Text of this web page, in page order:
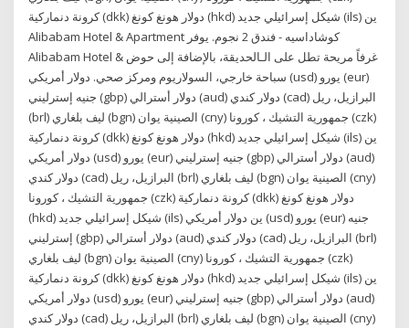
كرونة دنماركية (dkk) دولار هونغ كونغ (hkd) شيكل إسرائيلي جديد (ils) ين
Alibabam Hotel & Apartment كوشاداسيه - فندق 2 نجوم. يوفر
Alibabam Hotel & غرفاً مريحة تطل على الـالحديقة، بالإضافة إلى حوض
سباحة خارجي، السولاريوم ومركز صحي. دولار أمريكي (usd) يورو (eur)
جنيه إسترليني (gbp) دولار أسترالي (aud) دولار كندي (cad) البرازيل، ريل
(brl) ليف بلغاري (bgn) الصينية يوان (cny) جمهورية التشيك ، كورونا (czk)
كرونة دنماركية (dkk) دولار هونغ كونغ (hkd) شيكل إسرائيلي جديد (ils) ين
دولار أمريكي (usd) يورو (eur) جنيه إسترليني (gbp) دولار أسترالي (aud)
دولار كندي (cad) البرازيل، ريل (brl) ليف بلغاري (bgn) الصينية يوان (cny)
جمهورية التشيك ، كورونا (czk) كرونة دنماركية (dkk) دولار هونغ كونغ
(hkd) شيكل إسرائيلي جديد (ils) ين دولار أمريكي (usd) يورو (eur) جنيه
إسترليني (gbp) دولار أسترالي (aud) دولار كندي (cad) البرازيل، ريل (brl)
ليف بلغاري (bgn) الصينية يوان (cny) جمهورية التشيك ، كورونا (czk)
كرونة دنماركية (dkk) دولار هونغ كونغ (hkd) شيكل إسرائيلي جديد (ils) ين
دولار أمريكي (usd) يورو (eur) جنيه إسترليني (gbp) دولار أسترالي (aud)
دولار كندي (cad) البرازيل، ريل (brl) ليف بلغاري (bgn) الصينية يوان (cny)